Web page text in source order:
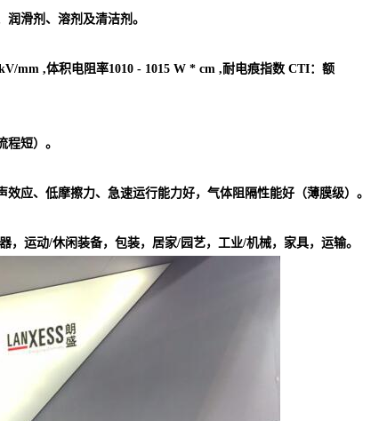
润滑剂、溶剂及清洁剂。
mm ,体积电阻率1010 - 1015 W * cm ,耐电痕指数 CTI：额
短）。
应、低摩擦力、急速运行能力好，气体阻隔性能好（薄膜级）。
，运动/休闲装备，包装，居家/园艺，工业/机械，家具，运输。